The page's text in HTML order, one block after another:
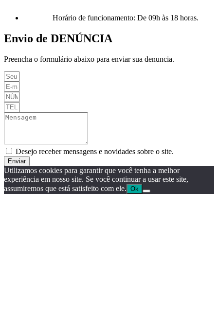
Horário de funcionamento: De 09h às 18 horas.
Envio de DENÚNCIA
Preencha o formulário abaixo para enviar sua denuncia.
Desejo receber mensagens e novidades sobre o site.
Enviar
Utilizamos cookies para garantir que você tenha a melhor
experiência em nosso site. Se você continuar a usar este site,
assumiremos que está satisfeito com ele. Ok